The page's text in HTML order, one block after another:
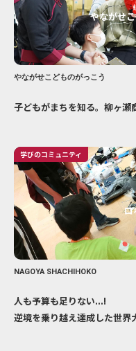
やながせ
やながせこどものがっこう
子どもがまちを知る。柳ヶ瀬
学びのコミュニティ
ロ
NAGOYA SHACHIHOKO
人も予算も足りない...!
逆境を乗り越え達成した世界